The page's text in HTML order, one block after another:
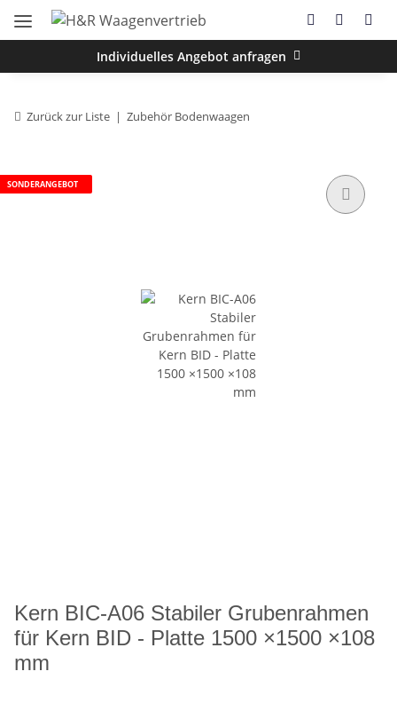
Individuelles Angebot anfragen
Zurück zur Liste Zubehör Bodenwaagen
SONDERANGEBOT
Kern BIC-A06 Stabiler Grubenrahmen
für Kern BID - Platte 1500 ×1500 ×108
mm